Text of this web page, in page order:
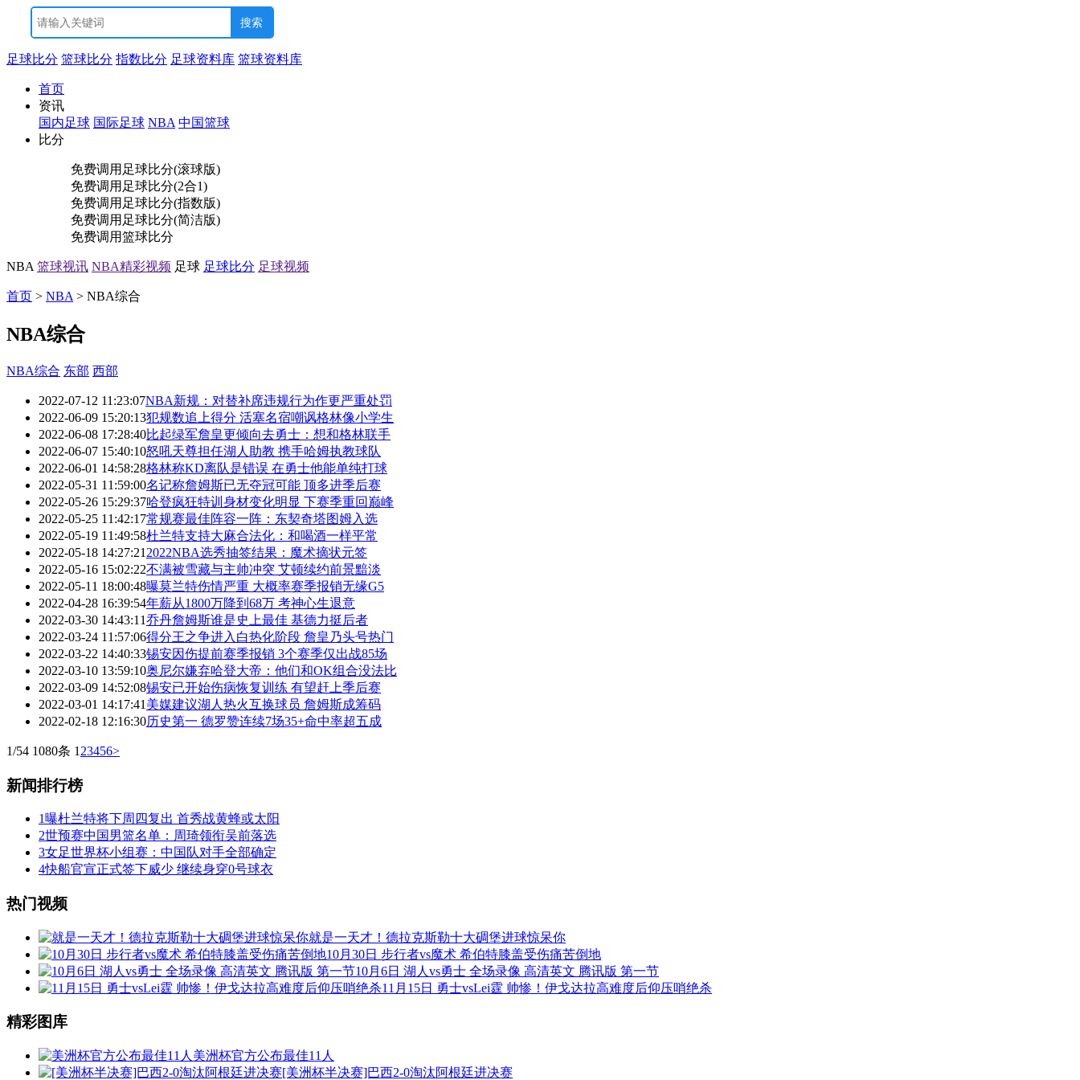
足球比分 篮球比分 指数比分 足球资料库 篮球资料库
首页
资讯
国内足球 国际足球 NBA 中国篮球
比分
免费调用 足球比分(滚球版)
免费调用 足球比分(2合1)
免费调用 足球比分(指数版)
免费调用 足球比分(简洁版)
免费调用篮球比分
NBA 篮球视讯 NBA精彩视频 足球 足球比分 足球视频
首页 > NBA > NBA综合
NBA综合
NBA综合 东部 西部
2022-07-12 11:23:07NBA新规：对替补席违规行为作更严重处罚
2022-06-09 15:20:13犯规数追上得分 活塞名宿嘲讽格林像小学生
2022-06-08 17:28:40比起绿军詹皇更倾向去勇士：想和格林联手
2022-06-07 15:40:10怒吼天尊担任湖人助教 携手哈姆执教球队
2022-06-01 14:58:28格林称KD离队是错误 在勇士他能单纯打球
2022-05-31 11:59:00名记称詹姆斯已无夺冠可能 顶多进季后赛
2022-05-26 15:29:37哈登疯狂特训身材变化明显 下赛季重回巅峰
2022-05-25 11:42:17常规赛最佳阵容一阵：东契奇塔图姆入选
2022-05-19 11:49:58杜兰特支持大麻合法化：和喝酒一样平常
2022-05-18 14:27:21 2022NBA选秀抽签结果：魔术摘状元签
2022-05-16 15:02:22不满被雪藏与主帅冲突 艾顿续约前景黯淡
2022-05-11 18:00:48曝莫兰特伤情严重 大概率赛季报销无缘G5
2022-04-28 16:39:54年薪从1800万降到68万 考神心生退意
2022-03-30 14:43:11乔丹詹姆斯谁是史上最佳 基德力挺后者
2022-03-24 11:57:06得分王之争进入白热化阶段 詹皇乃头号热门
2022-03-22 14:40:33锡安因伤提前赛季报销 3个赛季仅出战85场
2022-03-10 13:59:10奥尼尔嫌弃哈登大帝：他们和OK组合没法比
2022-03-09 14:52:08锡安已开始伤病恢复训练 有望赶上季后赛
2022-03-01 14:17:41 美媒建议湖人热火互换球员 詹姆斯成筹码
2022-02-18 12:16:30历史第一 德罗赞连续7场35+命中率超五成
1/54 1080条 1 23456>
新闻排行榜
1曝杜兰特将下周四复出 首秀战黄蜂或太阳
2世预赛中国男篮名单：周琦领衔吴前落选
3女足世界杯小组赛：中国队对手全部确定
4快船官宣正式签下威少 继续身穿0号球衣
热门视频
就是一天才！德拉克斯勒十大碉堡进球惊呆你
10月30日 步行者vs魔术 希伯特膝盖受伤痛苦倒地
10月6日 湖人vs勇士 全场录像 高清英文 腾讯版 第一节
11月15日 勇士vsLei霆 帅惨！伊戈达拉高难度后仰压哨绝杀
精彩图库
美洲杯官方公布最佳11人
[美洲杯半决赛]巴西2-0淘汰阿根廷进决赛